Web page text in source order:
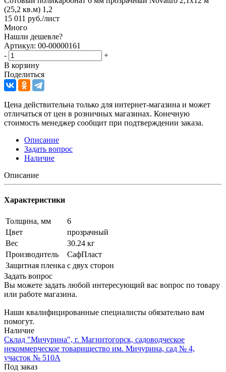
(25,2 кв.м) 1,2
15 011 руб./лист
Много
Нашли дешевле?
Артикул: 00-00000161
-
+
В корзину
Поделиться
Цена действительна только для интернет-магазина и может
отличаться от цен в розничных магазинах. Конечную
стоимость менеджер сообщит при подтверждении заказа.
Описание
Задать вопрос
Наличие
Описание
Характеристики
Толщина, мм
6
Цвет
прозрачный
Вес
30.24 кг
Производитель
СафПласт
Защитная пленка с двух сторон
Задать вопрос
Вы можете задать любой интересующий вас вопрос по товару
или работе магазина.
Наши квалифицированные специалисты обязательно вам
помогут.
Наличие
Склад "Мичурина", г. Магнитогорск, садоводческое
некоммерческое товарищество им. Мичурина, сад № 4,
участок № 510А
Под заказ